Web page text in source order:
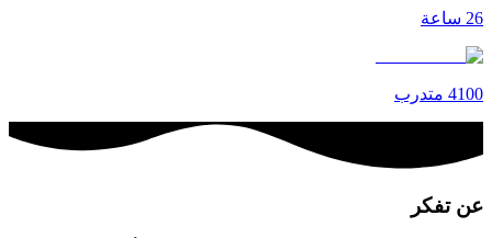
26 ساعة
4100 متدرب
عن تفكر